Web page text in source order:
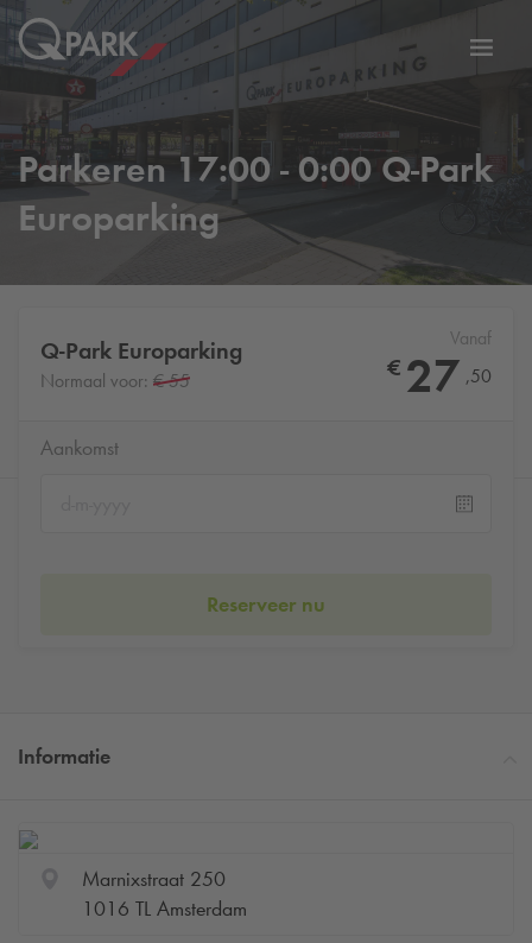
Parkeren 17:00 - 0:00 Q-Park
Europarking
Q-Park Europarking
Normaal voor: € 55
Vanaf
€ 27 ,50
Aankomst
Reserveer nu
Informatie
Marnixstraat 250
1016 TL Amsterdam